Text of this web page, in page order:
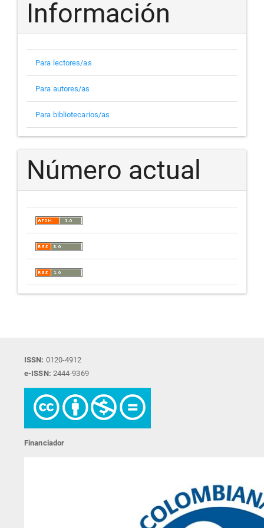
Información
Para lectores/as
Para autores/as
Para bibliotecarios/as
Número actual
ISSN: 0120-4912
e-ISSN: 2444-9369
Financiador